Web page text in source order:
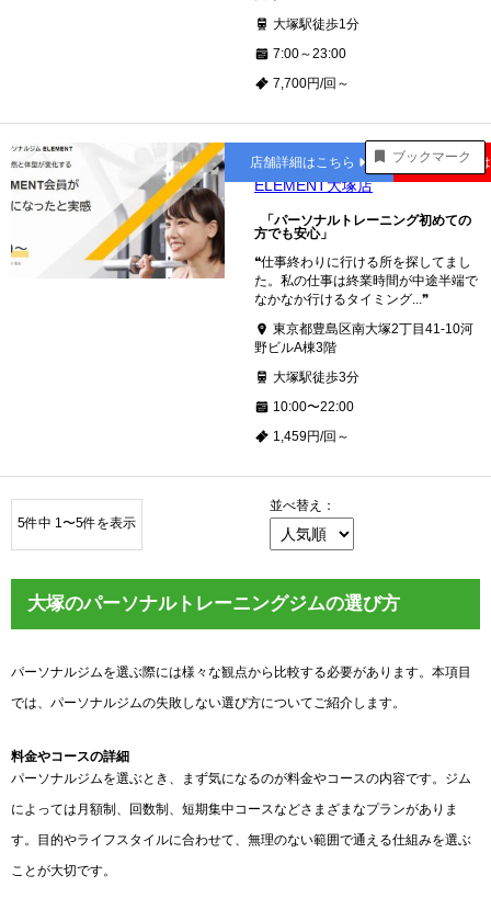
大塚駅徒歩1分
7:00～23:00
7,700円/回～
ブックマーク
大塚
ELEMENT大塚店
「パーソナルトレーニング初めての
方でも安心」
❝仕事終わりに行ける所を探してまし
た。私の仕事は終業時間が中途半端で
なかなか行けるタイミング...❞
東京都豊島区南大塚2丁目41-10河
野ビルA棟3階
大塚駅徒歩3分
10:00〜22:00
1,459円/回～
店舗詳細はこちら 公式サイト
5件中 1〜5件を表示
並べ替え：
大塚のパーソナルトレーニングジムの選び方
パーソナルジムを選ぶ際には様々な観点から比較する必要があります。本項目
では、パーソナルジムの失敗しない選び方についてご紹介します。
料金やコースの詳細
パーソナルジムを選ぶとき、まず気になるのが料金やコースの内容です。ジム
によっては月額制、回数制、短期集中コースなどさまざまなプランがありま
す。目的やライフスタイルに合わせて、無理のない範囲で通える仕組みを選ぶ
ことが大切です。